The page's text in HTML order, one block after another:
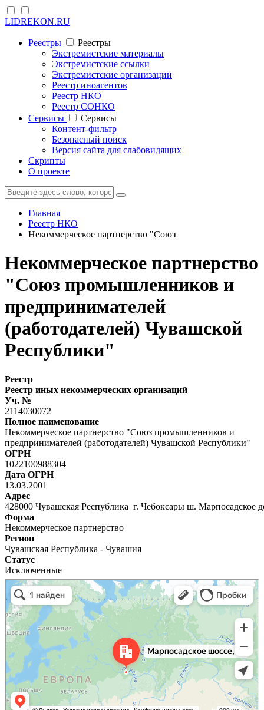
LIDREKON.RU
Реестры
Реестры
Экстремистские материалы
Экстремистские ссылки
Экстремистские организации
Реестр иноагентов
Реестр НКО
Реестр СОНКО
Cервисы
Cервисы
Контент-фильтр
Безопасный поиск
Версия сайта для слабовидящих
Скрипты
О проекте
Главная
Реестр НКО
Некоммерческое партнерство "Союз
Некоммерческое партнерство
"Союз промышленников и
предпринимателей
(работодателей) Чувашской
Республики"
Реестр
Реестр иных некоммерческих организаций
Уч. №
2114030072
Полное наименование
Некоммерческое партнерство "Союз промышленников и
предпринимателей (работодателей) Чувашской Республики"
ОГРН
1022100988304
Дата ОГРН
13.03.2001
Адрес
428000 Чувашская Республика г. Чебоксары ш. Марпосадское
Форма
Некоммерческое партнерство
Регион
Чувашская Республика - Чувашия
Статус
Исключенные